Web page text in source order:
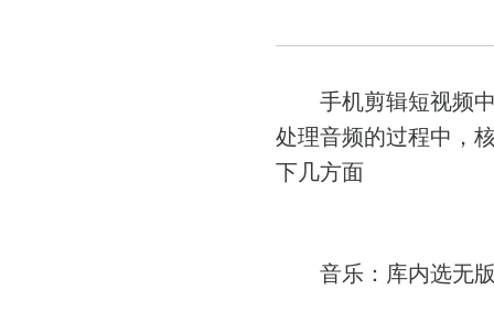
手机剪辑短视频
处理音频的过程中，
下几方面
音乐：库内选无